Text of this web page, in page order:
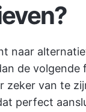
naar
de volgende
zeker van te
perfect